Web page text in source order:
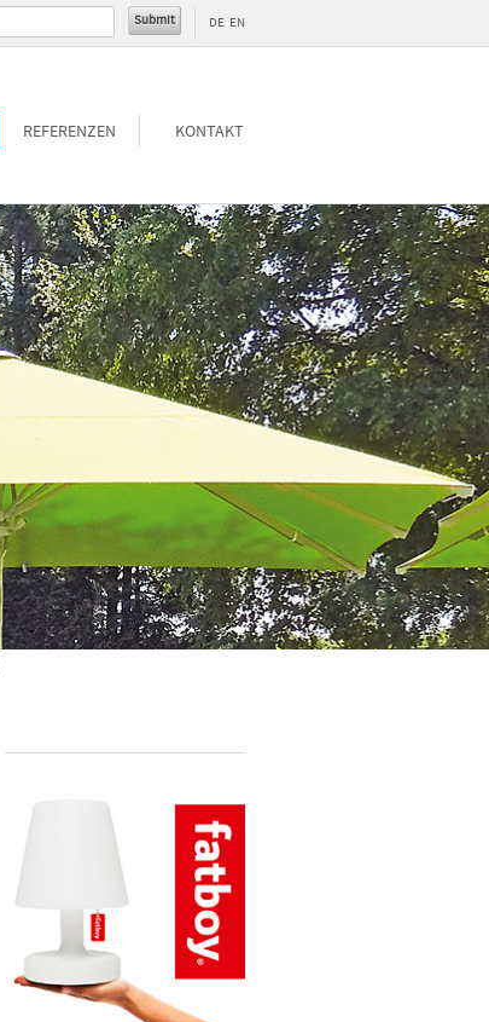
DE EN
REFERENZEN KONTAKT